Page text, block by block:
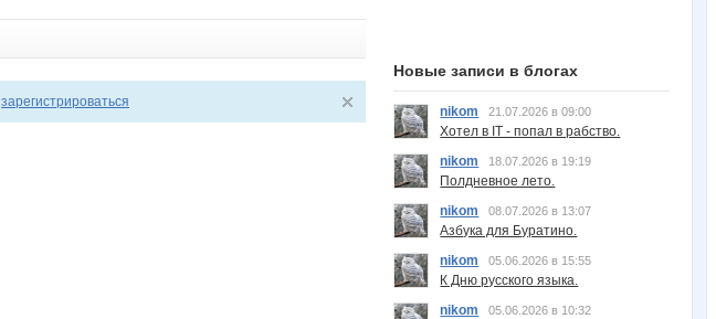
зарегистрироваться
Новые записи в блогах
nikom 21.07.2026 в 09:00
Хотел в IT - попал в рабство.
nikom
18.07.2026 в 19:19
Полдневное лето.
nikom
08.07.2026 в 13:07
Азбука для Буратино.
nikom
05.06.2026 в 15:55
К Дню русского языка.
nikom
05.06.2026 в 10:32